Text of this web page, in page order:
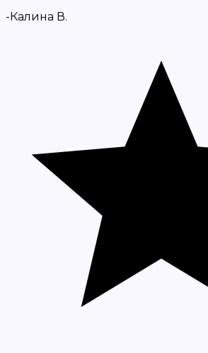
-Калина В.